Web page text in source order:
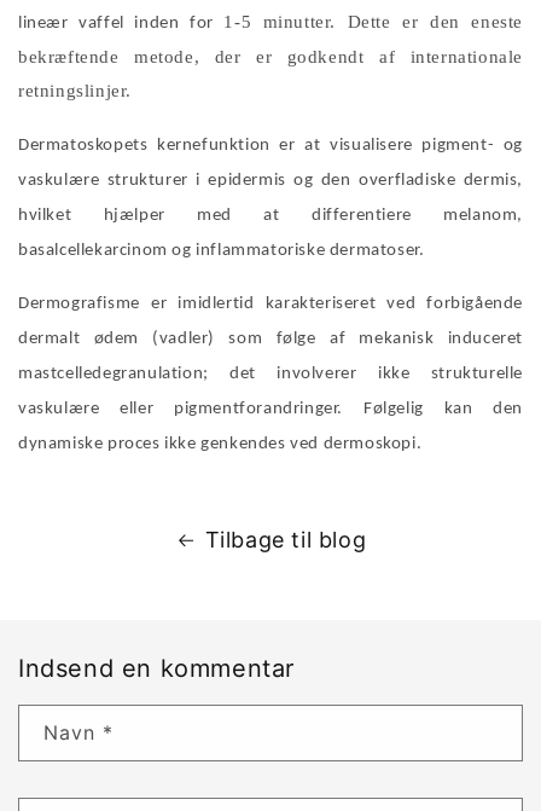
lineær vaffel inden for 1-5 minutter. Dette er den eneste
bekræftende metode, der er godkendt af internationale
retningslinjer.
Dermatoskopets kernefunktion er at visualisere pigment- og
vaskulære strukturer i epidermis og den overfladiske dermis,
hvilket hjælper med at differentiere melanom,
basalcellekarcinom og inflammatoriske dermatoser.
Dermografisme er imidlertid karakteriseret ved forbigående
dermalt ødem (vadler) som følge af mekanisk induceret
mastcelledegranulation; det involverer ikke strukturelle
vaskulære eller pigmentforandringer. Følgelig kan den
dynamiske proces ikke genkendes ved dermoskopi.
Tilbage til blog
Indsend en kommentar
Navn *